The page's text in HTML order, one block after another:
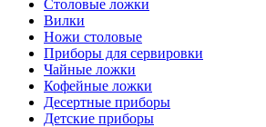
Столовые ложки
Вилки
Ножи столовые
Приборы для сервировки
Чайные ложки
Кофейные ложки
Десертные приборы
Детские приборы